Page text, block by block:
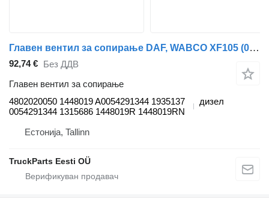
Главен вентил за сопирање DAF, WABCO XF105 (01.05-) 4802020050 за камион влекач DAF XF95, XF105 (2001-2014)
92,74 € Без ДДВ
Главен вентил за сопирање
4802020050 1448019 A0054291344 1935137
0054291344 1315686 1448019R 1448019RN
дизел
Естонија, Tallinn
TruckParts Eesti OÜ